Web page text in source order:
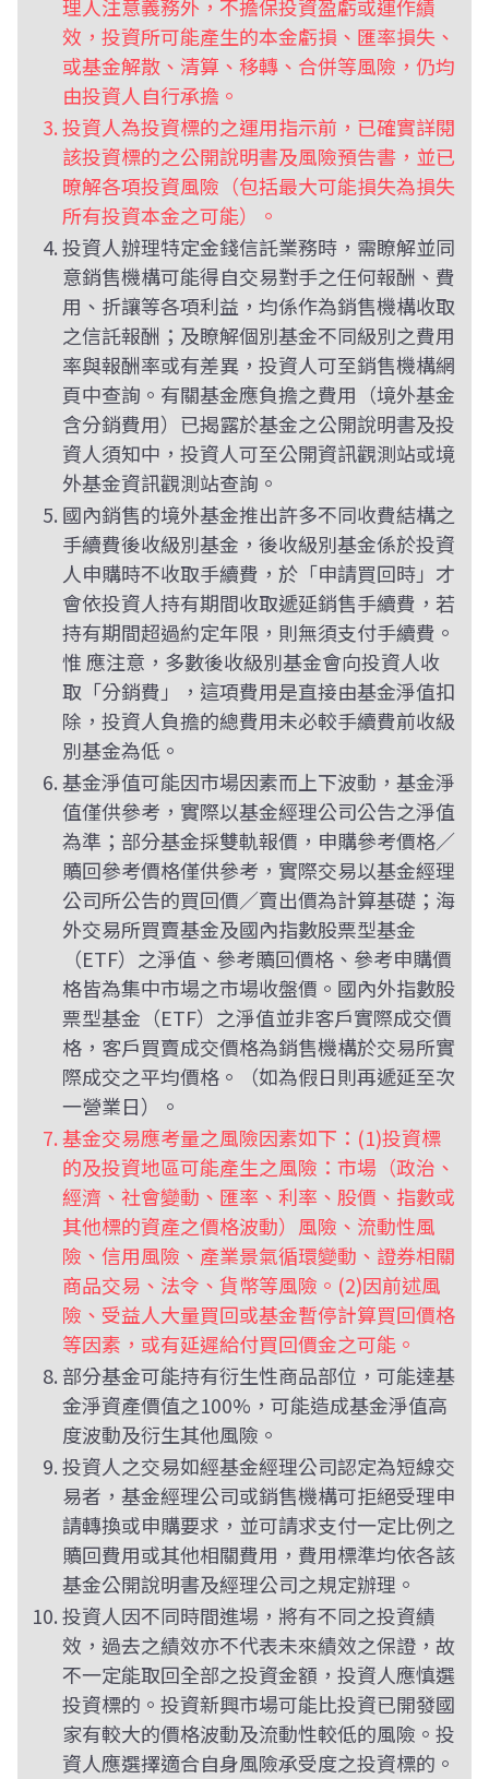
理人注意義務外，不擔保投資盈虧或運作績
效，投資所可能產生的本金虧損、匯率損失、
或基金解散、清算、移轉、合併等風險，仍均
由投資人自行承擔。
投資人為投資標的之運用指示前，已確實詳閱
該投資標的之公開說明書及風險預告書，並已
暸解各項投資風險（包括最大可能損失為損失
所有投資本金之可能）。
投資人辦理特定金錢信託業務時，需瞭解並同
意銷售機構可能得自交易對手之任何報酬、費
用、折讓等各項利益，均係作為銷售機構收取
之信託報酬；及瞭解個別基金不同級別之費用
率與報酬率或有差異，投資人可至銷售機構網
頁中查詢。有關基金應負擔之費用（境外基金
含分銷費用）已揭露於基金之公開說明書及投
資人須知中，投資人可至公開資訊觀測站或境
外基金資訊觀測站查詢。
國內銷售的境外基金推出許多不同收費結構之
手續費後收級別基金，後收級別基金係於投資
人申購時不收取手續費，於「申請買回時」才
會依投資人持有期間收取遞延銷售手續費，若
持有期間超過約定年限，則無須支付手續費。
惟 應注意，多數後收級別基金會向投資人收
取「分銷費」，這項費用是直接由基金淨值扣
除，投資人負擔的總費用未必較手續費前收級
別基金為低。
基金淨值可能因市場因素而上下波動，基金淨
值僅供參考，實際以基金經理公司公告之淨值
為準；部分基金採雙軌報價，申購參考價格／
贖回參考價格僅供參考，實際交易以基金經理
公司所公告的買回價／賣出價為計算基礎；海
外交易所買賣基金及國內指數股票型基金
（ETF）之淨值、參考贖回價格、參考申購價
格皆為集中市場之市場收盤價。國內外指數股
票型基金（ETF）之淨值並非客戶實際成交價
格，客戶買賣成交價格為銷售機構於交易所實
際成交之平均價格。（如為假日則再遞延至次
一營業日）。
基金交易應考量之風險因素如下：(1)投資標
的及投資地區可能產生之風險：市場（政治、
經濟、社會變動、匯率、利率、股價、指數或
其他標的資產之價格波動）風險、流動性風
險、信用風險、產業景氣循環變動、證券相關
商品交易、法令、貨幣等風險。(2)因前述風
險、受益人大量買回或基金暫停計算買回價格
等因素，或有延遲給付買回價金之可能。
部分基金可能持有衍生性商品部位，可能達基
金淨資產價值之100%，可能造成基金淨值高
度波動及衍生其他風險。
投資人之交易如經基金經理公司認定為短線交
易者，基金經理公司或銷售機構可拒絕受理申
請轉換或申購要求，並可請求支付一定比例之
贖回費用或其他相關費用，費用標準均依各該
基金公開說明書及經理公司之規定辦理。
投資人因不同時間進場，將有不同之投資績
效，過去之績效亦不代表未來績效之保證，故
不一定能取回全部之投資金額，投資人應慎選
投資標的。投資新興市場可能比投資已開發國
家有較大的價格波動及流動性較低的風險。投
資人應選擇適合自身風險承受度之投資標的。